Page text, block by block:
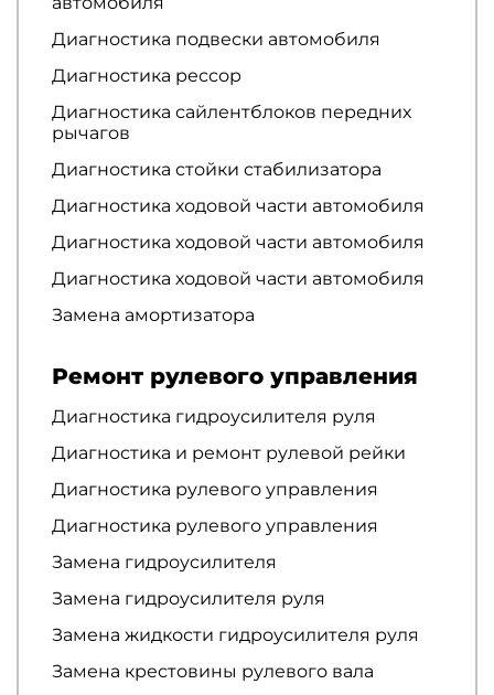
Диагностика подвески автомобиля
Диагностика рессор
Диагностика сайлентблоков передних
рычагов
Диагностика стойки стабилизатора
Диагностика ходовой части автомобиля
Диагностика ходовой части автомобиля
Диагностика ходовой части автомобиля
Замена амортизатора
Ремонт рулевого управления
Диагностика гидроусилителя руля
Диагностика и ремонт рулевой рейки
Диагностика рулевого управления
Диагностика рулевого управления
Замена гидроусилителя
Замена гидроусилителя руля
Замена жидкости гидроусилителя руля
Замена крестовины рулевого вала